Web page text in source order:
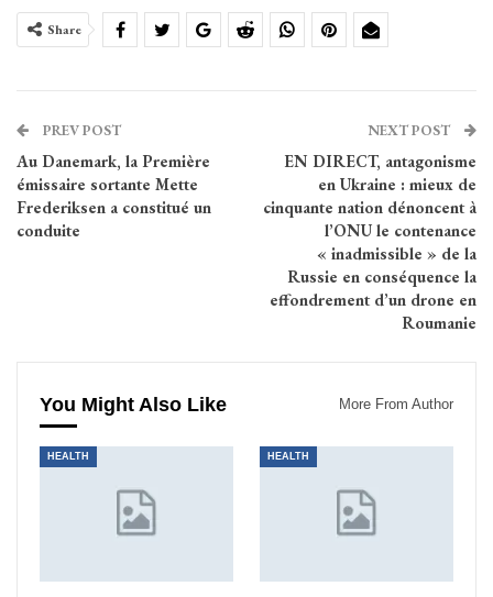
Share
PREV POST
Au Danemark, la Première
émissaire sortante Mette
Frederiksen a constitué un
conduite
NEXT POST
EN DIRECT, antagonisme
en Ukraine : mieux de
cinquante nation dénoncent à
l’ONU le contenance
« inadmissible » de la
Russie en conséquence la
effondrement d’un drone en
Roumanie
You Might Also Like More From Author
HEALTH HEALTH